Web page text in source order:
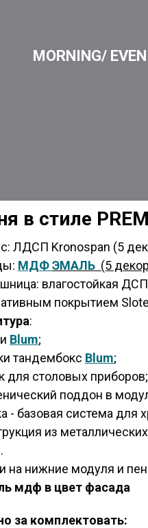
за комплектовать:
ЛДСП Kronospan (5
МДФЭМАЛЬ (5
влагостойкая
покрытием
:
Blum;
тандембокс Blum;
для столовых приборов;
поддон в
- базовая система для
из
на нижние модуля и
мдф в цвет фасада
в стиле
MORNING/